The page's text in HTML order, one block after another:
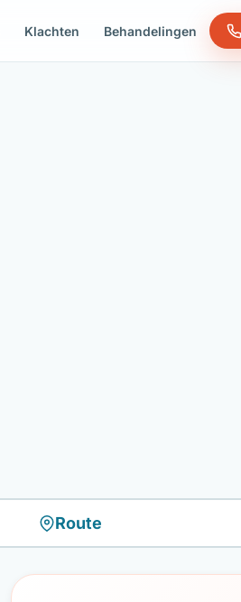
Klachten Behandelingen
Route